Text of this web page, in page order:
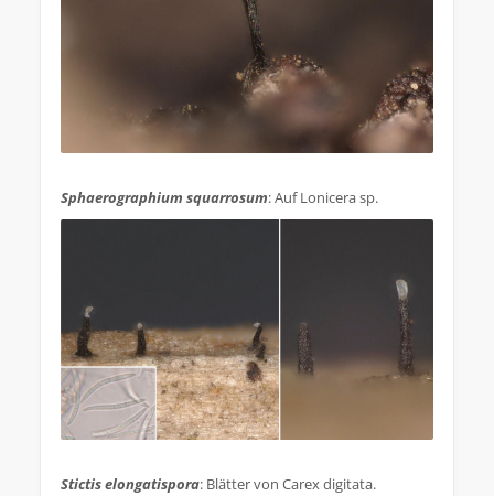
Sphaerographium squarrosum: Auf Lonicera sp.
Stictis elongatispora: Blätter von Carex digitata.